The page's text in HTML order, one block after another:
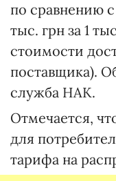
по сравнению
тыс. грн за 1
стоимости
поставщика).
служба НАК.
Отмечается,
для
тарифа на